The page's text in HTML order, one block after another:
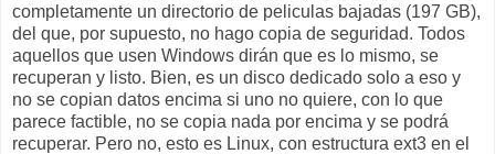
completamente un directorio de peliculas bajadas (197 GB),
del que, por supuesto, no hago copia de seguridad. Todos
aquellos que usen Windows dirán que es lo mismo, se
recuperan y listo. Bien, es un disco dedicado solo a eso y
no se copian datos encima si uno no quiere, con lo que
parece factible, no se copia nada por encima y se podrá
recuperar. Pero no, esto es Linux, con estructura ext3 en el